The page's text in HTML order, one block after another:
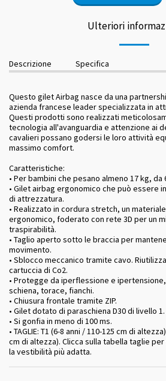
Ulteriori
Descrizione Specifica
Questo gilet Airbag nasce da una
azienda francese leader specializzata in
Questi prodotti sono realizzati
tecnologia all'avanguardia e attenzione ai
cavalieri possano godersi le loro attività
massimo comfort.
Caratteristiche:
• Per bambini che pesano almeno 17 kg, da
• Gilet airbag ergonomico che può essere
di attrezzatura.
• Realizzato in cordura stretch, un
ergonomico, foderato con rete 3D per un
traspirabilità.
• Taglio aperto sotto le braccia per
movimento.
• Sblocco meccanico tramite cavo.
cartuccia di Co2.
• Protegge da iperflessione e
schiena, torace, fianchi.
• Chiusura frontale tramite ZIP.
• Gilet dotato di paraschiena D30 di livello 1.
• Si gonfia in meno di 100 ms.
• TAGLIE: T1 (6-8 anni / 110-125 cm di
cm di altezza). Clicca sulla tabella taglie
la vestibilità più adatta.